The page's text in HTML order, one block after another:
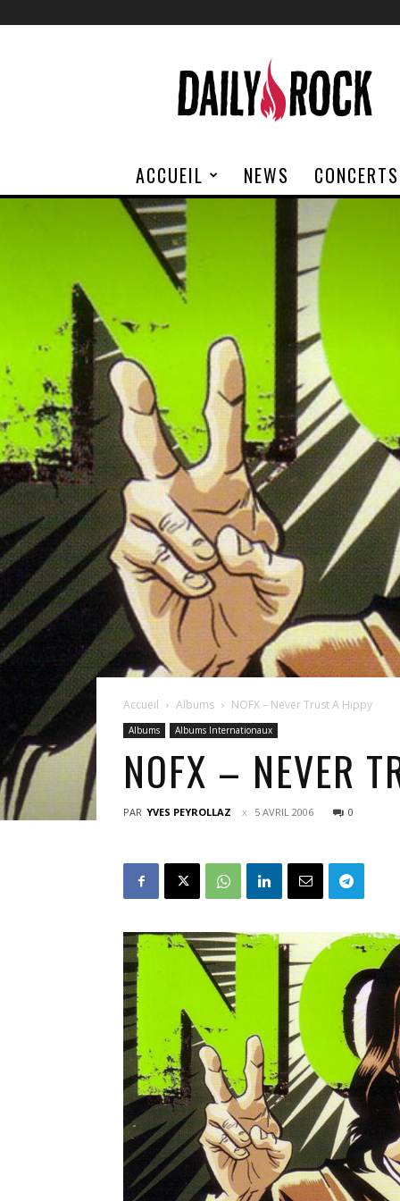
Rock
ACCUEIL NEWS CONCERTS
Accueil Albums NOFX – Never Trust A Hippy
Albums Albums Internationaux
NOFX – NEVER
PAR YVES PEYROLLAZ 5 AVRIL 2006 0